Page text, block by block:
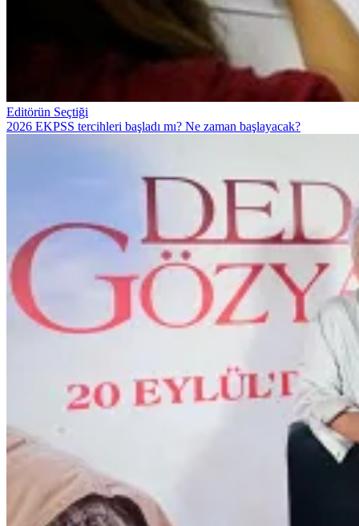
Editörün Seçtiği
2026 EKPSS tercihleri başladı mı? Ne zaman başlayacak?